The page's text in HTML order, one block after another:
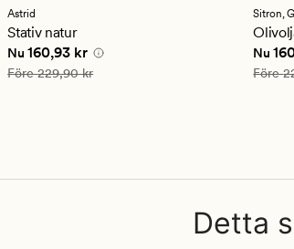
ett
genomsnittligt
betyg
på
3.5
Astrid
Stativ natur
Nuvarande pris
Nu 160,93 kr
Ordinarie pris 229,90 kr
Före229,90 kr
ett
på
4.5
Sitron,
Nu
Före
Detta